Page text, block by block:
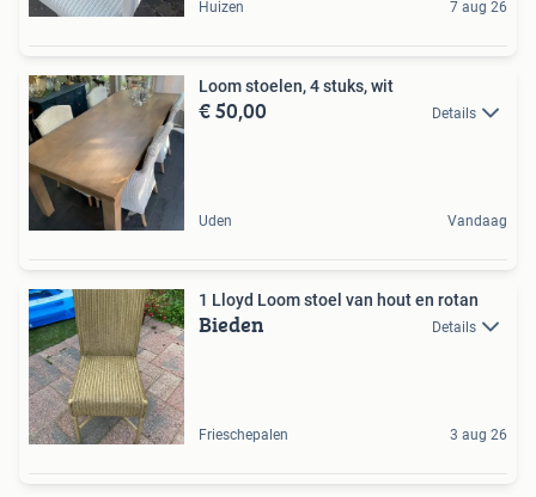
Huizen 7 aug 26
Loom stoelen, 4 stuks, wit
€ 50,00 Details
Uden Vandaag
1 Lloyd Loom stoel van hout en rotan
Bieden Details
Frieschepalen 3 aug 26